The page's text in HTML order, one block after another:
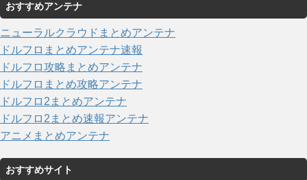
おすすめアンテナ
ニューラルクラウドまとめアンテナ
ドルフロまとめアンテナ速報
ドルフロ攻略まとめアンテナ
ドルフロまとめ攻略アンテナ
ドルフロ2まとめアンテナ
ドルフロ2まとめ速報アンテナ
アニメまとめアンテナ
おすすめサイト